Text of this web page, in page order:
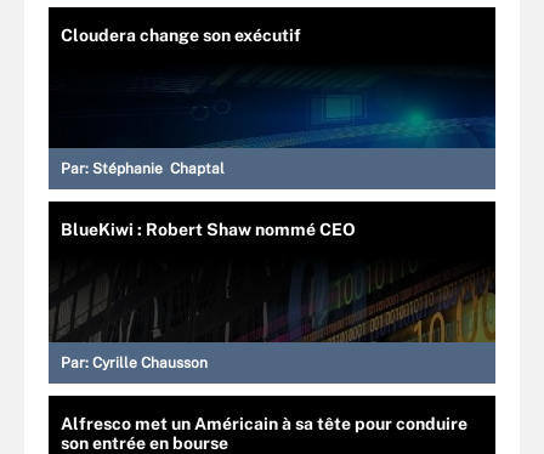
Cloudera change son exécutif
Par: Stéphanie Chaptal
BlueKiwi : Robert Shaw nommé CEO
Par: Cyrille Chausson
Alfresco met un Américain à sa tête pour conduire
son entrée en bourse